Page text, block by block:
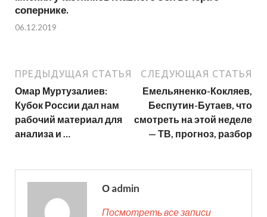
сопернике.
06.12.2019
ПРЕДЫДУЩАЯ СТАТЬЯ
Омар Муртузалиев:
Кубок России дал нам
рабочий материал для
анализа и …
СЛЕДУЮЩАЯ СТАТЬЯ
Емельяненко-Кокляев,
Беспутин-Бутаев, что
смотреть на этой неделе
— ТВ, прогноз, разбор
О admin
Посмотреть все записи